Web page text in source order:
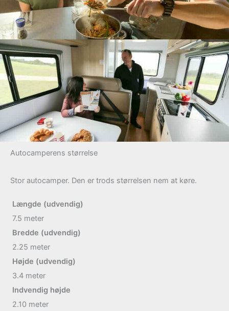
Autocamperens størrelse
Stor autocamper. Den er trods størrelsen nem at køre.
Længde (udvendig)
7.5 meter
Bredde (udvendig)
2.25 meter
Højde (udvendig)
3.4 meter
Indvendig højde
2.10 meter